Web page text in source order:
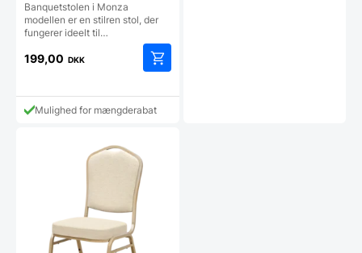
Banquetstolen i Monza
modellen er en stilren stol, der
fungerer ideelt til…
199,00 DKK
Mulighed for mængderabat